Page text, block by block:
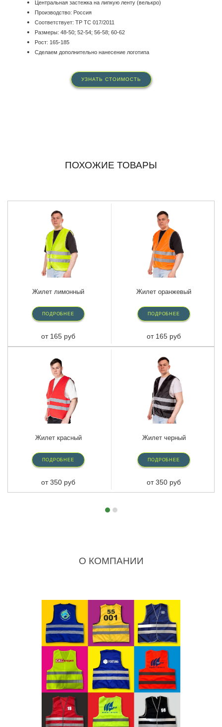
Центральная застежка на липкую ленту (велькро)
Производство: Россия
Соответствует: ТР ТС 017/2011
Размеры: 48-50; 52-54; 56-58; 60-62
Рост: 165-185
Сделаем дополнительно нанесение логотипа
УЗНАТЬ СТОИМОСТЬ
ПОХОЖИЕ ТОВАРЫ
Жилет лимонный
ПОДРОБНЕЕ
от 165 руб
Жилет оранжевый
ПОДРОБНЕЕ
от 165 руб
Жилет красный
ПОДРОБНЕЕ
от 350 руб
Жилет черный
ПОДРОБНЕЕ
от 350 руб
О КОМПАНИИ